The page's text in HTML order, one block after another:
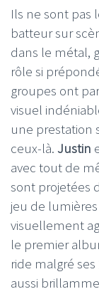
Ils ne sont pas
batteur sur
dans le métal,
rôle si
groupes ont
visuel
une prestation
ceux-là. Justin
avec tout de
sont projetées
jeu de
visuellement
le premier
ride malgré ses
aussi